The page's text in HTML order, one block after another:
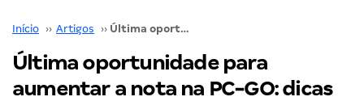
Início ›› Artigos ›› Última oportunidade para aumentar a nota na PC-GO: dicas para recurso da prova discursiva
Última oportunidade para
aumentar a nota na PC-GO: dicas